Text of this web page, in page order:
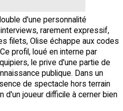
d'une personnalité
rarement expressif,
filets, Olise échappe aux codes
profil, loué en interne par
le prive d'une partie de
publique. Dans un
de spectacle hors terrain
d'un joueur difficile à cerner bien